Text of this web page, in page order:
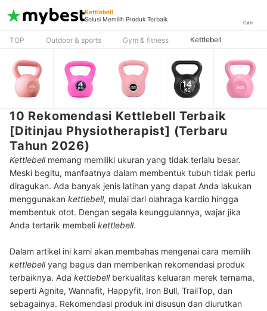
Kettlebell
Solusi Memilih Produk Terbaik
Cari
TOP Outdoor & sports Gym & fitness Kettlebell
10 Rekomendasi Kettlebell Terbaik
[Ditinjau Physiotherapist] (Terbaru
Tahun 2026)
Kettlebell memang memiliki ukuran yang tidak terlalu besar.
Meski begitu, manfaatnya dalam membentuk tubuh tidak perlu
diragukan. Ada banyak jenis latihan yang dapat Anda lakukan
menggunakan kettlebell, mulai dari olahraga kardio hingga
membentuk otot. Dengan segala keunggulannya, wajar jika
Anda tertarik membeli kettlebell.
Dalam artikel ini kami akan membahas mengenai cara memilih
kettlebellyang bagus dan memberikan rekomendasi produk
terbaiknya. Ada kettlebell berkualitas keluaran merek ternama,
seperti Agnite, Wannafit, Happyfit, Iron Bull, TrailTop, dan
sebagainya. Rekomendasi produk ini disusun dan diurutkan